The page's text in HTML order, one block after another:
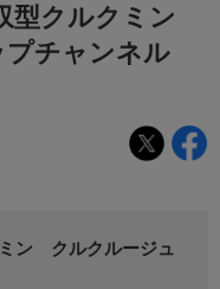
型クルクミン
プチャンネル
ン クルクルージュ